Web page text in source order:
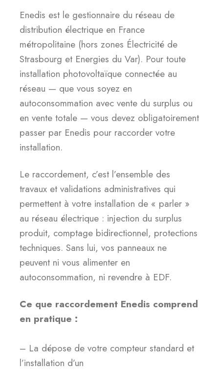
Enedis est le gestionnaire du réseau de
distribution électrique en France
métropolitaine (hors zones Électricité de
Strasbourg et Energies du Var). Pour toute
installation photovoltaïque connectée au
réseau — que vous soyez en
autoconsommation avec vente du surplus ou
en vente totale — vous devez obligatoirement
passer par Enedis pour raccorder votre
installation.
Le raccordement, c’est l’ensemble des
travaux et validations administratives qui
permettent à votre installation de « parler »
au réseau électrique : injection du surplus
produit, comptage bidirectionnel, protections
techniques. Sans lui, vos panneaux ne
peuvent ni vous alimenter en
autoconsommation, ni revendre à EDF.
Ce que raccordement Enedis comprend
en pratique :
– La dépose de votre compteur standard et
l’installation d’un